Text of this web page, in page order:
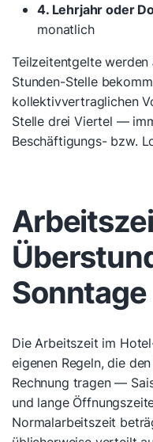
4. Lehrjahr oder
monatlich
Teilzeitentgelte werden
Stunden-Stelle
kollektivvertraglichen
Stelle drei Viertel —
Beschäftigungs- bzw.
Sonntage
Die Arbeitszeit im
eigenen Regeln, die
Rechnung tragen —
und lange
Normalarbeitszeit